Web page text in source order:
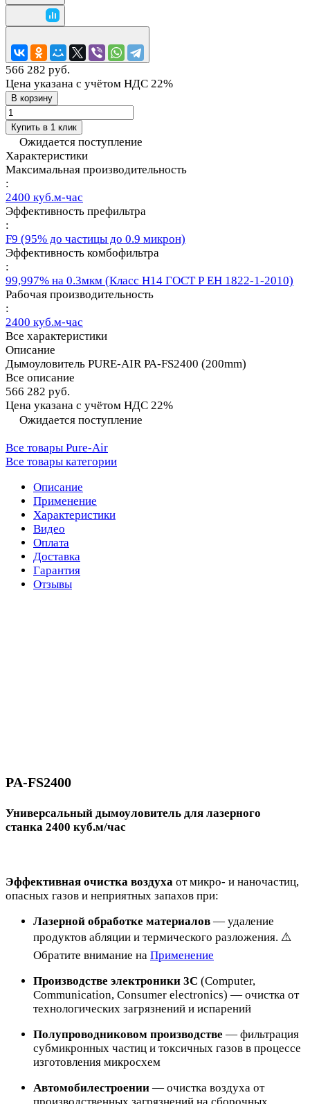
566 282 руб.
Цена указана с учётом НДС 22%
В корзину
Купить в 1 клик
Ожидается поступление
Характеристики
Максимальная производительность
:
2400 куб.м-час
Эффективность префильтра
:
F9 (95% до частицы до 0.9 микрон)
Эффективность комбофильтра
:
99,997% на 0.3мкм (Класс Н14 ГОСТ Р ЕН 1822-1-2010)
Рабочая производительность
:
2400 куб.м-час
Все характеристики
Описание
Дымоуловитель PURE-AIR PA-FS2400 (200mm)
Все описание
566 282 руб.
Цена указана с учётом НДС 22%
Ожидается поступление
Все товары Pure-Air
Все товары категории
Описание
Применение
Характеристики
Видео
Оплата
Доставка
Гарантия
Отзывы
PA-FS2400
Универсальный дымоуловитель для лазерного
станка 2400 куб.м/час
Эффективная очистка воздуха от микро- и наночастиц,
опасных газов и неприятных запахов при:
Лазерной обработке материалов — удаление
продуктов абляции и термического разложения. ⚠️
Обратите внимание на Применение
Производстве электроники 3C (Computer,
Communication, Consumer electronics) — очистка от
технологических загрязнений и испарений
Полупроводниковом производстве — фильтрация
субмикронных частиц и токсичных газов в процессе
изготовления микросхем
Автомобилестроении — очистка воздуха от